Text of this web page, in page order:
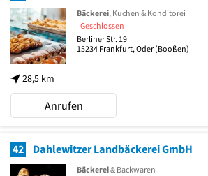
28,5 km
Bäckerei, Kuchen & Konditorei
Geschlossen
Berliner Str. 19
15234 Frankfurt, Oder(Booßen)
Anrufen
42 Dahlewitzer Landbäckerei GmbH
Bäckerei& Backwaren